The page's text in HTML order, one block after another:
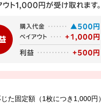
た固定額（1枚につき1,000円